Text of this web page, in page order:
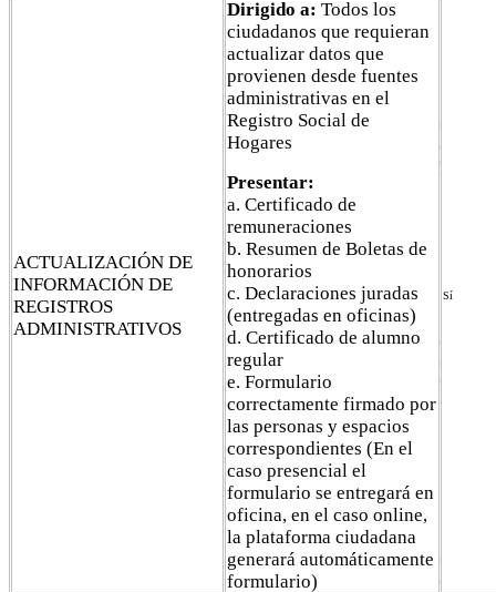
ACTUALIZACIÓN DE
INFORMACIÓN DE
REGISTROS
ADMINISTRATIVOS
Dirigido a: Todos los
ciudadanos que requieran
actualizar datos que
provienen desde fuentes
administrativas en el
Registro Social de
Hogares
Presentar:
a. Certificado de
remuneraciones
b. Resumen de Boletas de
honorarios
c. Declaraciones juradas
(entregadas en oficinas)
d. Certificado de alumno
regular
e. Formulario
correctamente firmado por
las personas y espacios
correspondientes (En el
caso presencial el
formulario se entregará en
oficina, en el caso online,
la plataforma ciudadana
generará automáticamente
formulario)
Sí